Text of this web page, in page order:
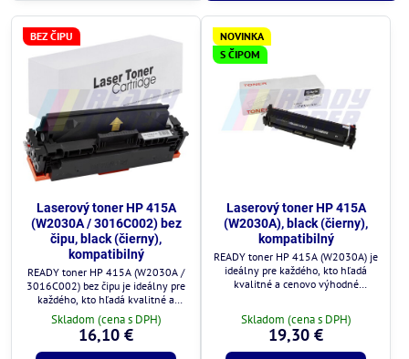
BEZ ČIPU
Laserový toner HP 415A
(W2030A / 3016C002) bez
čipu, black (čierny),
kompatibilný
READY toner HP 415A (W2030A /
3016C002) bez čipu je ideálny pre
každého, kto hľadá kvalitné a
cenovo výhodné riešenie.
Skladom (cena s DPH)
16,10 €
NOVINKA
S ČIPOM
Laserový toner HP 415A
(W2030A), black (čierny),
kompatibilný
READY toner HP 415A (W2030A) je
ideálny pre každého, kto hľadá
kvalitné a cenovo výhodné
Skladom (cena s DPH)
19,30 €